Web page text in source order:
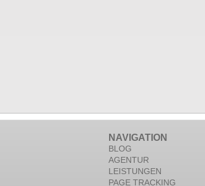
NAVIGATION
BLOG
AGENTUR
LEISTUNGEN
PAGE TRACKING